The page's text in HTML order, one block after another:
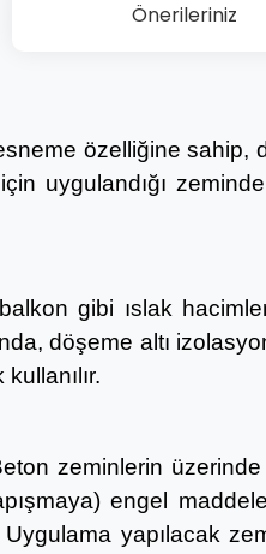
Önerileriniz
özelliğine sahip,
uygulandığı
gibi ıslak
döşeme altı
zeminlerin
engel
Uygulama yapılacak